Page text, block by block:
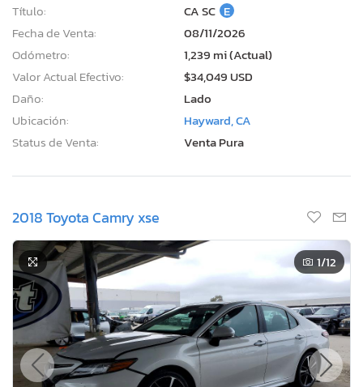
Título:
CA SC E
Fecha de Venta:
08/11/2026
Odómetro:
1,239 mi (Actual)
Valor Actual Efectivo:
$34,049 USD
Daño:
Lado
Ubicación:
Hayward, CA
Status de Venta:
Venta Pura
2018 Toyota Camry xse
1/12